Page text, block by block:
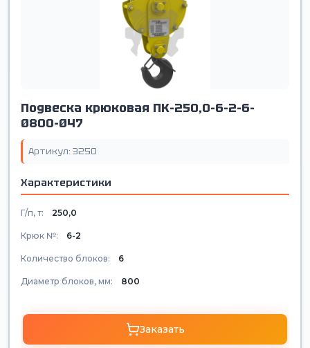
Подвеска крюковая ПК-250,0-6-2-6-
Ø800-Ø47
Артикул: 3250
Характеристики
Г/п, т: 250,0
Крюк №: 6-2
Количество блоков: 6
Диаметр блоков, мм: 800
Заказать